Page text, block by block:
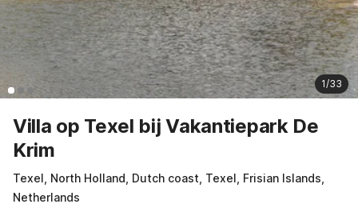
1/33
Villa op Texel bij Vakantiepark De
Krim
Texel, North Holland, Dutch coast, Texel, Frisian Islands,
Netherlands